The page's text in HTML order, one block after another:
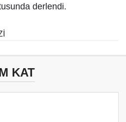
derlendi.
KAT